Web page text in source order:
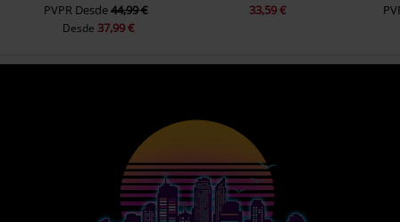
PVPR Desde44,99 €
Desde 37,99 €
33,59 €